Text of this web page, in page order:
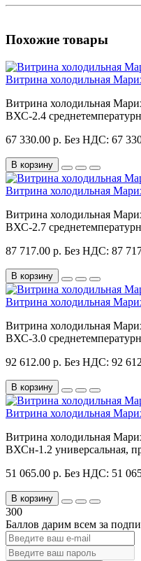
Похожие товары
Витрина холодильная
Витрина холодильная
ВХС-2.4
67 330.00 р. Без НДС: 67
В корзину
Витрина холодильная
Витрина холодильная
ВХС-2.7
87 717.00 р. Без НДС: 87
В корзину
Витрина холодильная
Витрина холодильная
ВХС-3.0
92 612.00 р. Без НДС: 92
В корзину
Витрина холодильная
Витрина холодильная
ВХСн-1.2 универсальная,
51 065.00 р. Без НДС: 51
В корзину
300
Баллов дарим всем за